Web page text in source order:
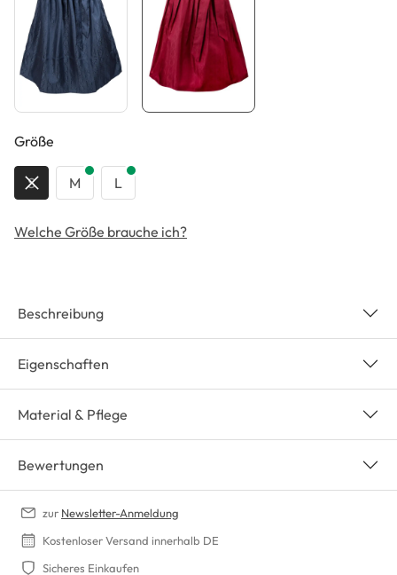
Größe
S M L
Welche Größe brauche ich?
Beschreibung
Eigenschaften
Material & Pflege
Bewertungen
zur Newsletter-Anmeldung
Kostenloser Versand innerhalb DE
Sicheres Einkaufen